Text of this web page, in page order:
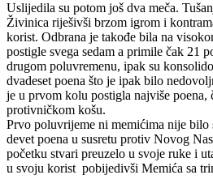
Uslijedila su potom još dva meča.
Živinica riješivši brzom igrom i
korist. Odbrana je takođe bila na
postigle svega sedam a primile čak 21
drugom poluvremenu, ipak su
dvadeset poena što je ipak bilo
je u prvom kolu postigla najviše poena,
protivničkom košu.
Prvo poluvrijeme ni memićima nije bilo
devet poena u susretu protiv Novog
početku stvari preuzelo u svoje ruke i
u svoju korist pobijedivši Memića sa